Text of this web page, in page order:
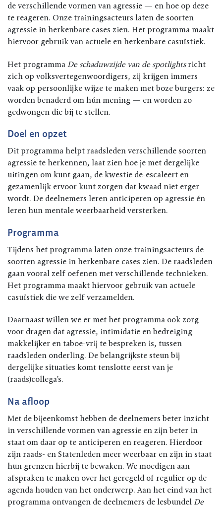
de verschillende vormen van agressie — en hoe op deze
te reageren. Onze trainingsacteurs laten de soorten
agressie in herkenbare cases zien. Het programma maakt
hiervoor gebruik van actuele en herkenbare casuïstiek.
Het programma De schaduwzijde van de spotlights richt
zich op volksvertegenwoordigers, zij krijgen immers
vaak op persoonlijke wijze te maken met boze burgers: ze
worden benaderd om hún mening — en worden zo
gedwongen die bij te stellen.
Doel en opzet
Dit programma helpt raadsleden verschillende soorten
agressie te herkennen, laat zien hoe je met dergelijke
uitingen om kunt gaan, de kwestie de-escaleert en
gezamenlijk ervoor kunt zorgen dat kwaad niet erger
wordt. De deelnemers leren anticiperen op agressie én
leren hun mentale weerbaarheid versterken.
Programma
Tijdens het programma laten onze trainingsacteurs de
soorten agressie in herkenbare cases zien. De raadsleden
gaan vooral zelf oefenen met verschillende technieken.
Het programma maakt hiervoor gebruik van actuele
casuïstiek die we zelf verzamelden.
Daarnaast willen we er met het programma ook zorg
voor dragen dat agressie, intimidatie en bedreiging
makkelijker en taboe-vrij te bespreken is, tussen
raadsleden onderling. De belangrijkste steun bij
dergelijke situaties komt tenslotte eerst van je
(raads)collega’s.
Na afloop
Met de bijeenkomst hebben de deelnemers beter inzicht
in verschillende vormen van agressie en zijn beter in
staat om daar op te anticiperen en reageren. Hierdoor
zijn raads- en Statenleden meer weerbaar en zijn in staat
hun grenzen hierbij te bewaken. We moedigen aan
afspraken te maken over het geregeld of regulier op de
agenda houden van het onderwerp. Aan het eind van het
programma ontvangen de deelnemers de lesbundel De